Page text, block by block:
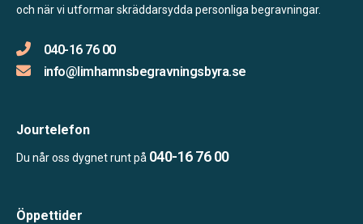
och när vi utformar skräddarsydda personliga begravningar.
040-16 76 00
info@limhamnsbegravningsbyra.se
Jourtelefon
Du når oss dygnet runt på 040-16 76 00
Öppettider